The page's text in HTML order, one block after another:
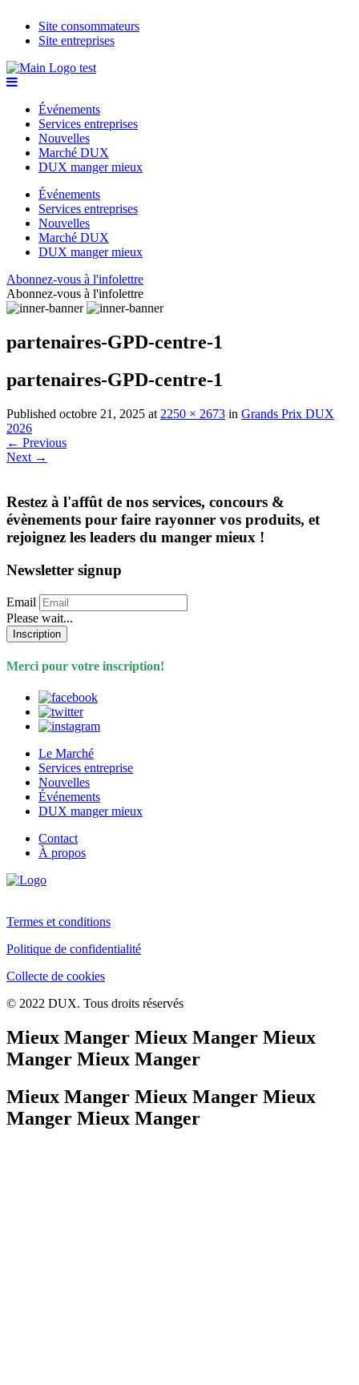
Site consommateurs
Site entreprises
Événements
Services entreprises
Nouvelles
Marché DUX
DUX manger mieux
Événements
Services entreprises
Nouvelles
Marché DUX
DUX manger mieux
Abonnez-vous à l'infolettre
Abonnez-vous à l'infolettre
partenaires-GPD-centre-1
partenaires-GPD-centre-1
Published octobre 21, 2025 at 2250 × 2673 in Grands Prix DUX
2026
← Previous
Next →
Restez à l'affût de nos services, concours &
évènements pour faire rayonner vos produits, et
rejoignez les leaders du manger mieux !
Newsletter signup
Email
Please wait...
Inscription
Merci pour votre inscription!
Le Marché
Services entreprise
Nouvelles
Événements
DUX manger mieux
Contact
À propos
Termes et conditions
Politique de confidentialité
Collecte de cookies
© 2022 DUX. Tous droits réservés
Mieux Manger Mieux Manger Mieux
Manger Mieux Manger
Mieux Manger Mieux Manger Mieux
Manger Mieux Manger